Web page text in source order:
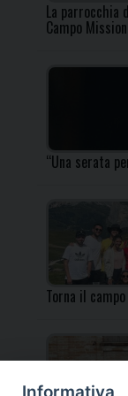
La parrocchia
Campo
“Una serata
Torna il